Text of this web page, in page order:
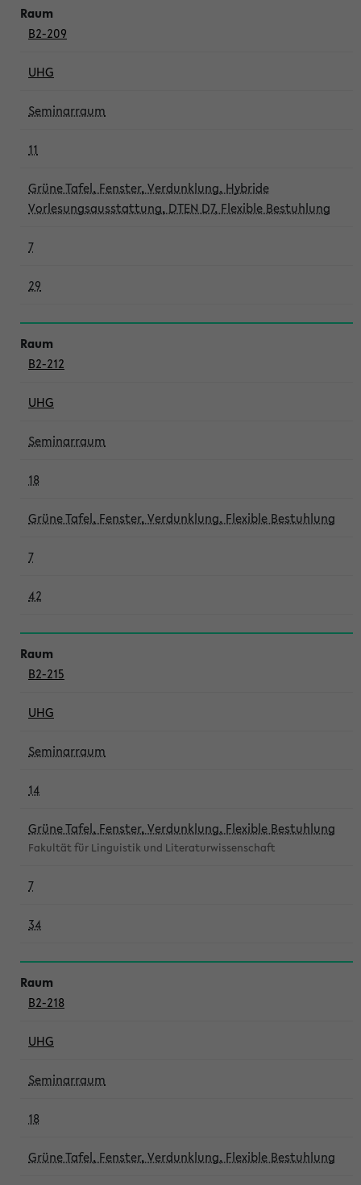
B2-209
UHG
Seminarraum
11
Grüne Tafel, Fenster, Verdunklung, Hybride
Vorlesungsausstattung, DTEN D7, Flexible Bestuhlung
7
29
B2-212
UHG
Seminarraum
18
Grüne Tafel, Fenster, Verdunklung, Flexible Bestuhlung
7
42
B2-215
UHG
Seminarraum
14
Grüne Tafel, Fenster, Verdunklung, Flexible Bestuhlung
Fakultät für Linguistik und Literaturwissenschaft
7
34
B2-218
UHG
Seminarraum
18
Grüne Tafel, Fenster, Verdunklung, Flexible Bestuhlung